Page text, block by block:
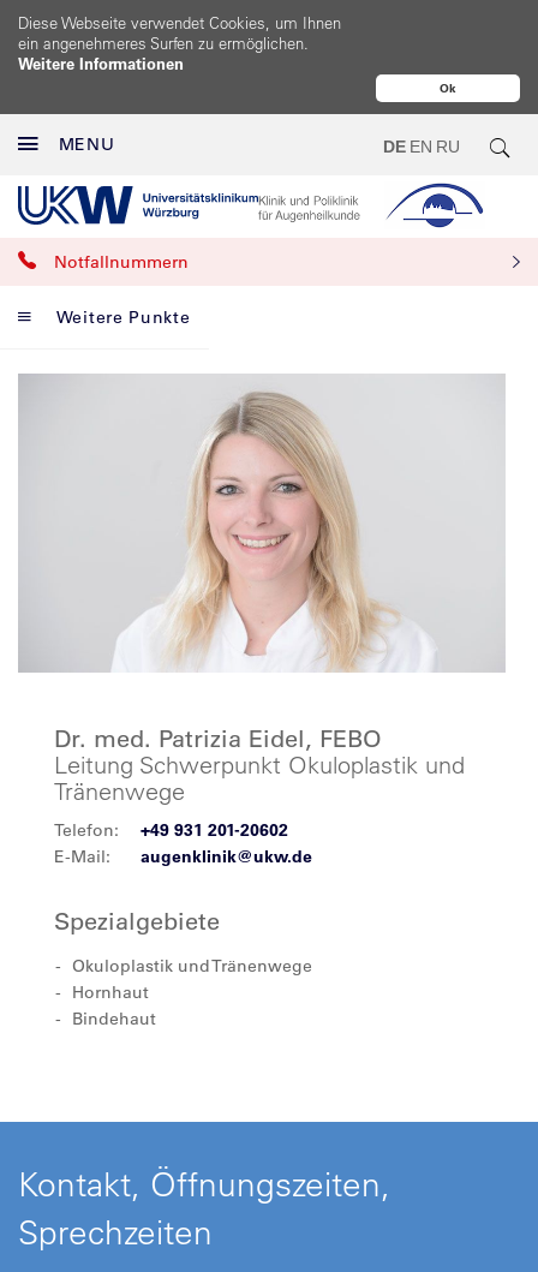
Ok
Diese Webseite verwendet Cookies, um Ihnen
ein angenehmeres Surfen zu ermöglichen.
Weitere Informationen
MENU DE EN RU
Notfallnummern
Weitere Punkte
Dr. med. Patrizia Eidel, FEBO
Leitung Schwerpunkt Okuloplastik und
Tränenwege
Telefon:
+49 931 201-20602
E-Mail:
augenklinik@ukw.de
Spezialgebiete
Okuloplastik und Tränenwege
Hornhaut
Bindehaut
Kontakt, Öffnungszeiten,
Sprechzeiten